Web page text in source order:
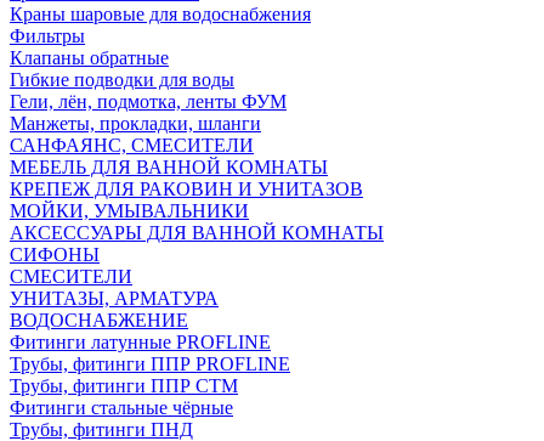
Краны шаровые для водоснабжения
Фильтры
Клапаны обратные
Гибкие подводки для воды
Гели, лён, подмотка, ленты ФУМ
Манжеты, прокладки, шланги
САНФАЯНС, СМЕСИТЕЛИ
МЕБЕЛЬ ДЛЯ ВАННОЙ КОМНАТЫ
КРЕПЕЖ ДЛЯ РАКОВИН И УНИТАЗОВ
МОЙКИ, УМЫВАЛЬНИКИ
АКСЕССУАРЫ ДЛЯ ВАННОЙ КОМНАТЫ
СИФОНЫ
СМЕСИТЕЛИ
УНИТАЗЫ, АРМАТУРА
ВОДОСНАБЖЕНИЕ
Фитинги латунные PROFLINE
Трубы, фитинги ППР PROFLINE
Трубы, фитинги ППР СТМ
Фитинги стальные чёрные
Трубы, фитинги ПНД